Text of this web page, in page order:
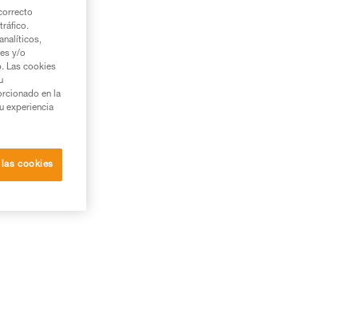
y/o
Las cookies
en la
experiencia
cookies